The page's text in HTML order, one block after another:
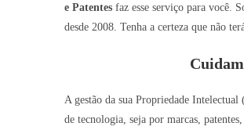
e Patentes faz esse serviço para você.
desde 2008. Tenha a certeza que não
A gestão da sua Propriedade
de tecnologia, seja por marcas,